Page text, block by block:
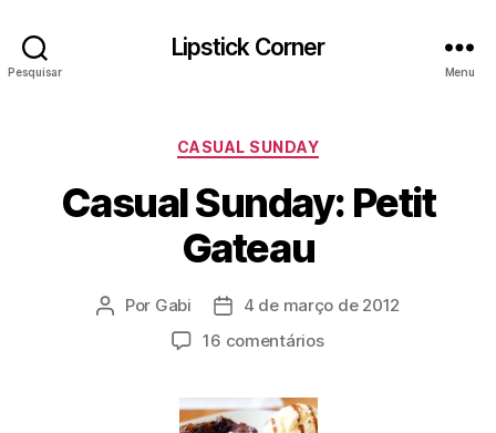
Pesquisar
Lipstick Corner
Menu
Categorias
CASUAL SUNDAY
Casual Sunday: Petit
Gateau
Autor
Por Gabi
Data4 de março de 2012
16 comentáriosem